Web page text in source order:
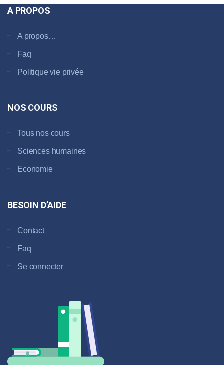
A PROPOS
A propos…
Faq
Politique vie privée
NOS COURS
Tous nos cours
Sciences humaines
Economie
BESOIN D’AIDE
Contact
Faq
Se connecter